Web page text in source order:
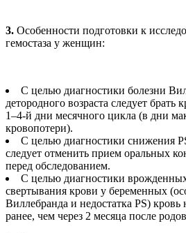
3. Особенности подготовки к
гемостаза у женщин:
С целью диагностики болезни
детородного возраста следует брать
1–4-й дни месячного цикла (в дни
кровопотери).
С целью диагностики снижения
следует отменить прием оральных
перед обследованием.
С целью диагностики
свертывания крови у беременных
Виллебранда и недостатка РS) кровь
ранее, чем через 2 месяца после